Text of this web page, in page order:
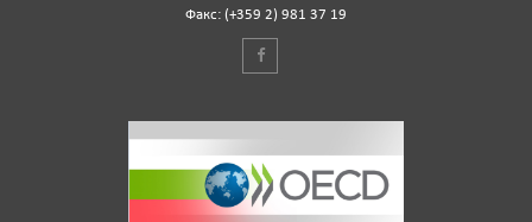
Факс: (+359 2) 981 37 19